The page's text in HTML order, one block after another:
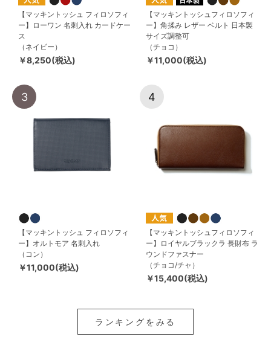
【マッキントッシュ フィロソフィ
ー】ローワン 名刺入れ カードケー
ス
（ネイビー）
￥8,250(税込)
【マッキントッシュフィロソフィ
ー】角揉み レザー ベルト 日本製
サイズ調整可
（チョコ）
￥11,000(税込)
3
【マッキントッシュ フィロソフィ
ー】オルトモア 名刺入れ
（コン）
￥11,000(税込)
4
【マッキントッシュフィロソフィ
ー】ロイヤルブラックラ 長財布 ラ
ウンドファスナー
（チョコ/チャ）
￥15,400(税込)
ランキングをみる